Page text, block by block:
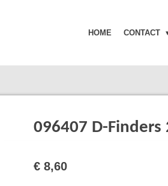
HOME CONTACT
096407 D-Finders
€ 8,60